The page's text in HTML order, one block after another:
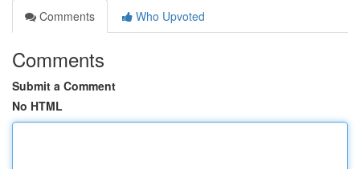
Comments
Who Upvoted
Comments
Submit a Comment
No HTML